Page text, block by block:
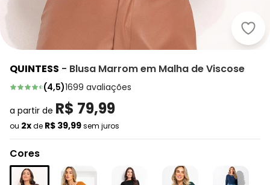
QUINTESS - Blusa Marrom em Malha de Viscose
(4,5)1699 avaliações
a partir de R$ 79,99
ou 2xde R$ 39,99sem juros
Cores